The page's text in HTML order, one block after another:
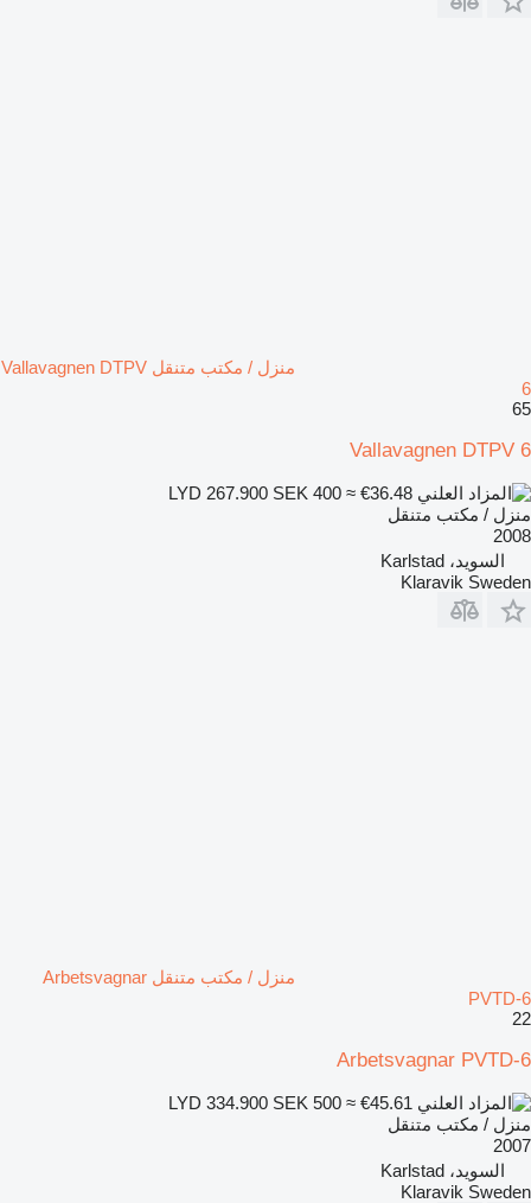
منزل / مكتب متنقل Vallavagnen DTPV
6
65
Vallavagnen DTPV 6
SEK 400 ≈ €36.48
منزل / مكتب متنقل
2008
السويد، Karlstad
Klaravik Sweden
منزل / مكتب متنقل Arbetsvagnar
PVTD-6
22
Arbetsvagnar PVTD-6
SEK 500 ≈ €45.61
منزل / مكتب متنقل
2007
السويد، Karlstad
Klaravik Sweden